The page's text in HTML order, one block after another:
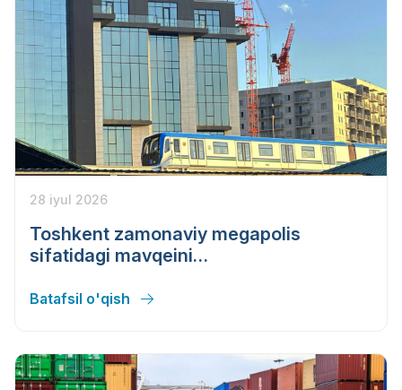
28 iyul 2026
Toshkent zamonaviy megapolis
sifatidagi mavqeini
Batafsil o'qish